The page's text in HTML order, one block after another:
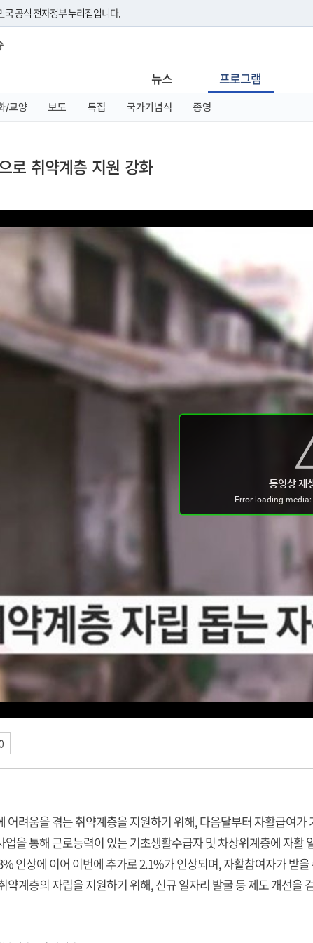
국 공식 전자정부 누리집입니다.
하기
등 다른 도메인 주소를 사용하고 있다면 아래 URL에서 도메인 주소를 확인해 보세요
뉴스 프로그램
/교양 보도 특집 국가기념식 종영
로 취약계층 지원 강화
어려움을 겪는 취약계층을 지원하기 위해, 다음달부터 자활급여가
업을 통해 근로능력이 있는 기초생활수급자 및 차상위계층에 자
인상에 이어 이번에 추가로 2.1%가 인상되며, 자활참여자가 받
약계층의 자립을 지원하기 위해, 신규 일자리 발굴 등 제도 개선을